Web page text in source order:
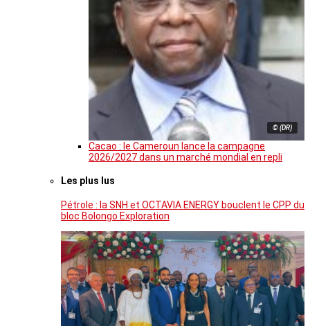
© (DR)
Cacao : le Cameroun lance la campagne
2026/2027 dans un marché mondial en repli
Les plus lus
Pétrole : la SNH et OCTAVIA ENERGY bouclent le CPP du
bloc Bolongo Exploration